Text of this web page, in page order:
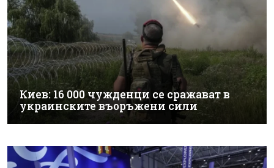
Киев: 16 000 чужденци се сражават в
украинските въоръжени сили